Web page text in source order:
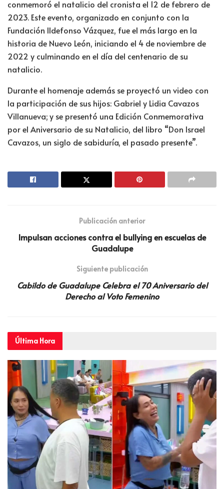
conmemoró el natalicio del cronista el 12 de febrero de
2023. Este evento, organizado en conjunto con la
Fundación Ildefonso Vázquez, fue el más largo en la
historia de Nuevo León, iniciando el 4 de noviembre de
2022 y culminando en el día del centenario de su
natalicio.
Durante el homenaje además se proyectó un video con
la participación de sus hijos: Gabriel y Lidia Cavazos
Villanueva; y se presentó una Edición Conmemorativa
por el Aniversario de su Natalicio, del libro “Don Israel
Cavazos, un siglo de sabiduría, el pasado presente”.
Publicación anterior
Impulsan acciones contra el bullying en escuelas de
Guadalupe
Siguiente publicación
Cabildo de Guadalupe Celebra el 70 Aniversario del
Derecho al Voto Femenino
Última Hora